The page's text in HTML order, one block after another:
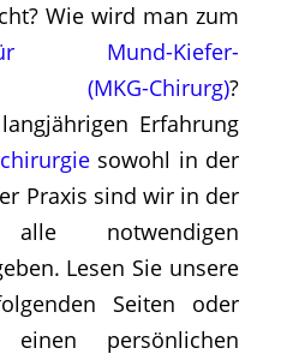
Wie wird man zum
Mund-Kiefer-
(MKG-Chirurg)?
Erfahrung
sowohl in der
Praxis sind wir in der
notwendigen
Lesen Sie unsere
Seiten oder
persönlichen